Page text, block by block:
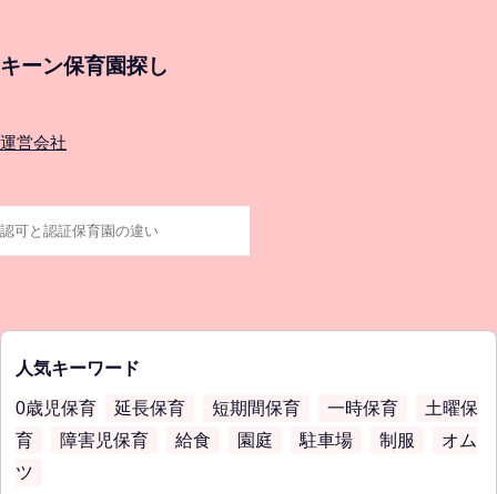
キーン保育園探し
運営会社
人気キーワード
0歳児保育 延長保育 短期間保育 一時保育
土曜保
育
障害児保育 給食 園庭 駐車場 制服
オム
ツ